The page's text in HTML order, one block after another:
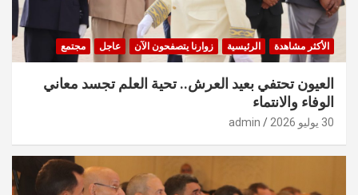
الأكثر مشاهدة الرئيسية زوارنا يتصفحون الآن عاجل مجتمع
العيون تحتفي بعيد العرش.. تحية العلم تجسد معاني
الوفاء والانتماء
30 يوليو 2026 admin